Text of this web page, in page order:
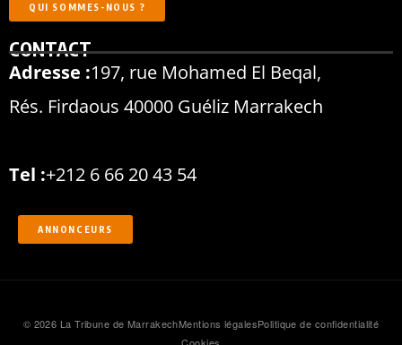
QUI SOMMES-NOUS ?
CONTACT
Adresse :197, rue Mohamed El Beqal,
Rés. Firdaous 40000 Guéliz Marrakech
Tel :+212 6 66 20 43 54
ANNONCEURS
© 2026 La Tribune de MarrakechMentions légalesPolitique de confidentialité